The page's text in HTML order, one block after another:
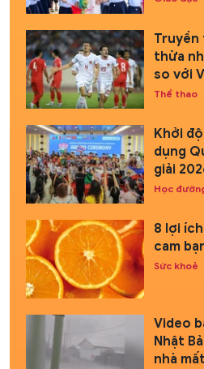
Truyền
thừa
so với
Thể thao
Khởi
dụng
giải
Học
8 lợi
cam
Sức khoẻ
Video
Nhật
nhà